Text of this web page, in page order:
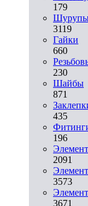
179
3119
Гайки
660
230
Шайбы
871
435
196
2091
3573
3671